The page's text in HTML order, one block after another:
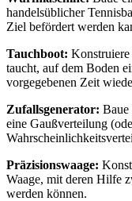
handelsüblicher
Ziel befördert werden
Tauchboot: Konstruiere
taucht, auf dem Boden
vorgegebenen Zeit
Zufallsgenerator: Baue
eine Gaußverteilung
Präzisionswaage:
Waage, mit deren Hilfe
werden können.